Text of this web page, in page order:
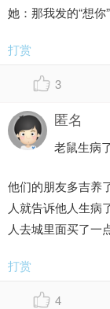
她：那我发的“想你
打赏
3
匿名
老鼠生病
他们的朋友多吉养
人就告诉他人生病
人去城里面买了一
打赏
4